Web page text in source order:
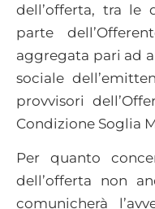
dell’offerta, tra le
parte
aggregata pari ad
sociale
provvisori
Condizione Soglia
Per quanto
dell’offerta non
comunicherà